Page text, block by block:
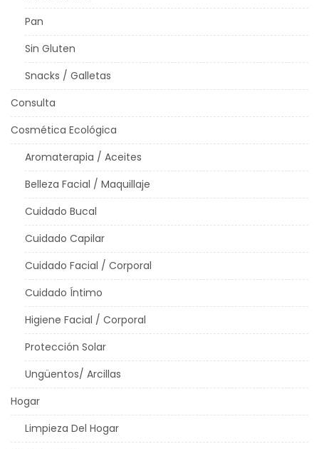
Pan
Sin Gluten
Snacks / Galletas
Consulta
Cosmética Ecológica
Aromaterapia / Aceites
Belleza Facial / Maquillaje
Cuidado Bucal
Cuidado Capilar
Cuidado Facial / Corporal
Cuidado Íntimo
Higiene Facial / Corporal
Protección Solar
Ungüentos/ Arcillas
Hogar
Limpieza Del Hogar